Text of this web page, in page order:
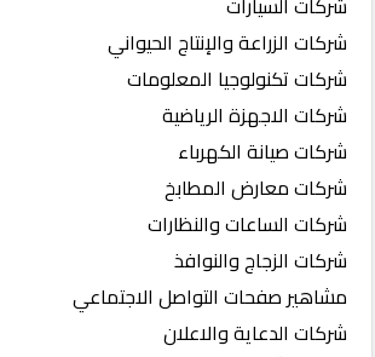
شركات الزراعة والإنتاج الحيواني
شركات تكنولوجيا المعلومات
شركات الاجهزة الرياضية
شركات صيانة الكهرباء
شركات معارض المطابخ
شركات الساعات والنظارات
شركات الزجاج والنوافذ
مشاهير صفحات التواصل الاجتماعي
شركات الدعاية والاعلان